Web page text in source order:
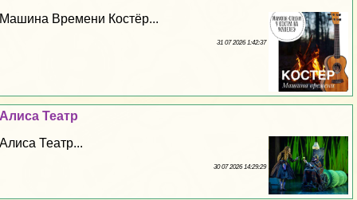
Машина Времени Костёр...
31 07 2026 1:42:37
Алиса Театр
Алиса Театр...
30 07 2026 14:29:29